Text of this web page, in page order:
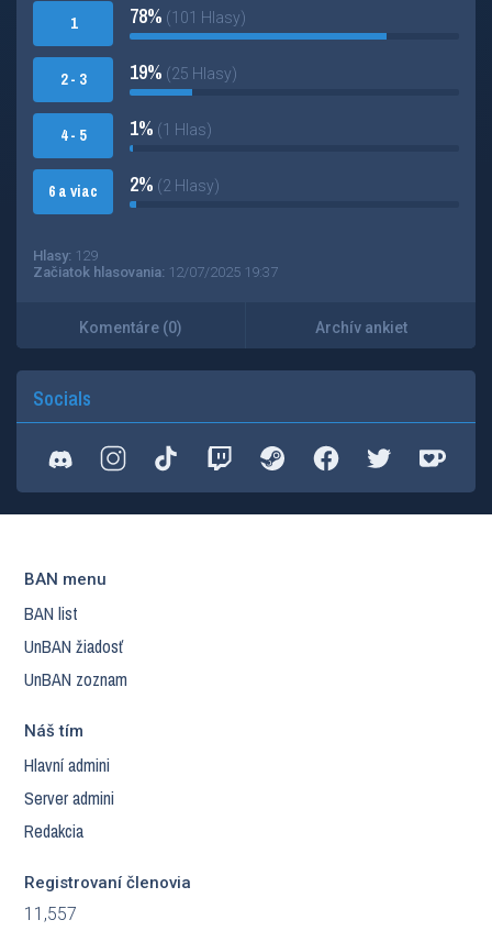
1
2 - 3
4 - 5
6 a viac
78% (101 Hlasy)
19% (25 Hlasy)
1% (1 Hlas)
2% (2 Hlasy)
Hlasy: 129
Začiatok hlasovania: 12/07/2025 19:37
Komentáre (0) Archív ankiet
Socials
BAN menu
BAN list
UnBAN žiadosť
UnBAN zoznam
Náš tím
Hlavní admini
Server admini
Redakcia
Registrovaní členovia
11,557